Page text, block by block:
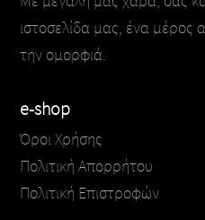
ιστοσελίδα μας, ένα μέρος
την ομορφιά.
e-shop
Όροι Χρήσης
Πολιτική Απορρήτου
Πολιτική Επιστροφών